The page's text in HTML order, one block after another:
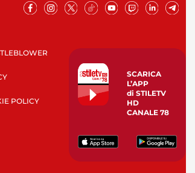
POLICY
SCARICA
L’APP
di STILETV
HD
CANALE 78